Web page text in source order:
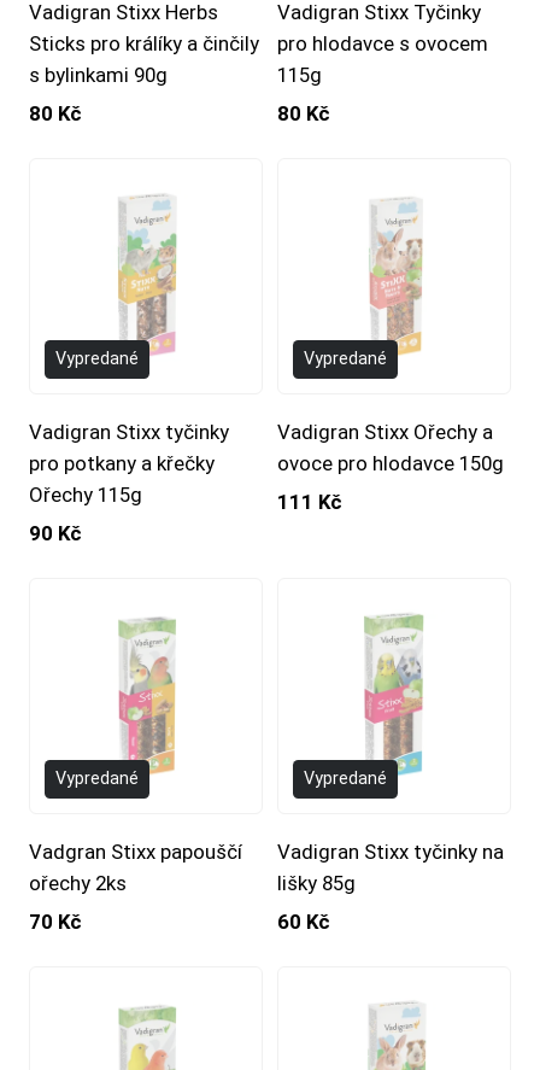
Vadigran Stixx Herbs
Sticks pro králíky a činčily
s bylinkami 90g
80 Kč
Vadigran Stixx Tyčinky
pro hlodavce s ovocem
115g
80 Kč
Vypredané
Vadigran Stixx tyčinky
pro potkany a křečky
Ořechy 115g
90 Kč
Vypredané
Vadigran Stixx Ořechy a
ovoce pro hlodavce 150g
111 Kč
Vypredané
Vadgran Stixx papouščí
ořechy 2ks
70 Kč
Vypredané
Vadigran Stixx tyčinky na
lišky 85g
60 Kč